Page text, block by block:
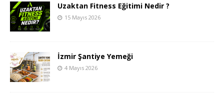
Uzaktan Fitness Eğitimi Nedir ?
15 Mayıs 2026
İzmir Şantiye Yemeği
4 Mayıs 2026